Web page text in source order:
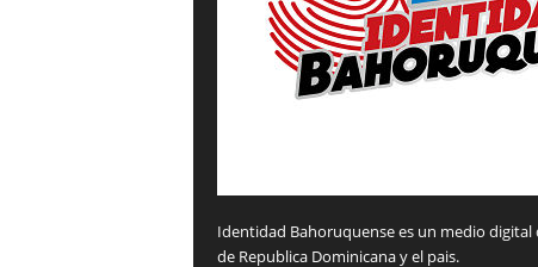
Identidad Bahoruquense es un medio
de Republica Dominicana y el pais.